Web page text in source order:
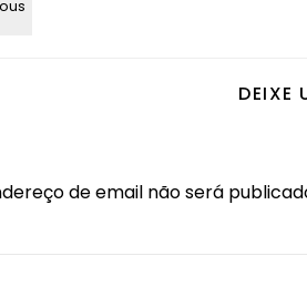
DEIXE
de email não será